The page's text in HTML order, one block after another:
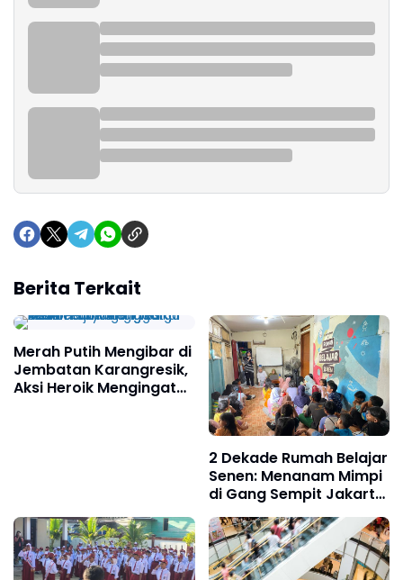
Berita Terkait
Merah Putih Mengibar di
Jembatan Karangresik,
Aksi Heroik Mengingat
2 Dekade Rumah Belajar
Senen: Menanam Mimpi
di Gang Sempit Jakarta
di Pinggir Rel